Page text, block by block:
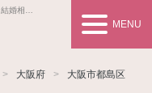
結婚相談所事業者情報や婚活お見合いの悩み、対策を紹介します。
MENU
大阪府 大阪市都島区